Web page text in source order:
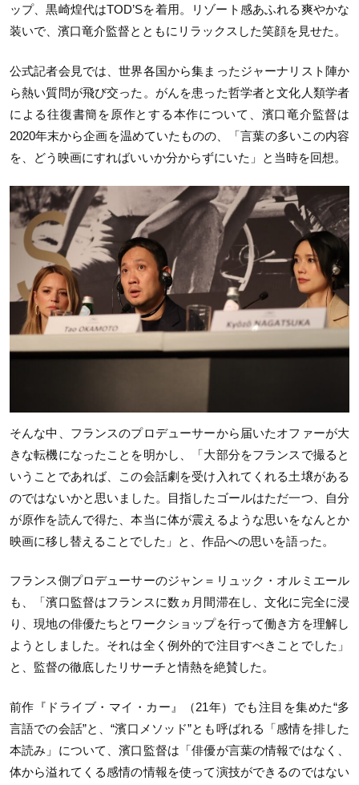
ップ、黒崎煌代はTOD’Sを着用。リゾート感あふれる爽やかな
装いで、濱口竜介監督とともにリラックスした笑顔を見せた。
公式記者会見では、世界各国から集まったジャーナリスト陣か
ら熱い質問が飛び交った。がんを患った哲学者と文化人類学者
による往復書簡を原作とする本作について、濱口竜介監督は
2020年末から企画を温めていたものの、「言葉の多いこの内容
を、どう映画にすればいいか分からずにいた」と当時を回想。
そんな中、フランスのプロデューサーから届いたオファーが大
きな転機になったことを明かし、「大部分をフランスで撮ると
いうことであれば、この会話劇を受け入れてくれる土壌がある
のではないかと思いました。目指したゴールはただ一つ、自分
が原作を読んで得た、本当に体が震えるような思いをなんとか
映画に移し替えることでした」と、作品への思いを語った。
フランス側プロデューサーのジャン＝リュック・オルミエール
も、「濱口監督はフランスに数ヵ月間滞在し、文化に完全に浸
り、現地の俳優たちとワークショップを行って働き方を理解し
ようとしました。それは全く例外的で注目すべきことでした」
と、監督の徹底したリサーチと情熱を絶賛した。
前作『ドライブ・マイ・カー』（21年）でも注目を集めた“多
言語での会話”と、“濱口メソッド”とも呼ばれる「感情を排した
本読み」について、濱口監督は「俳優が言葉の情報ではなく、
体から溢れてくる感情の情報を使って演技ができるのではない